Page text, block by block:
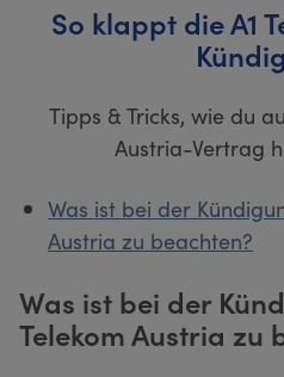
So klappt die A1
Tipps & Tricks, wie du
Austria-Vertrag
Was ist bei der
Austria zu beachten?
Was ist bei der
Telekom Austria zu